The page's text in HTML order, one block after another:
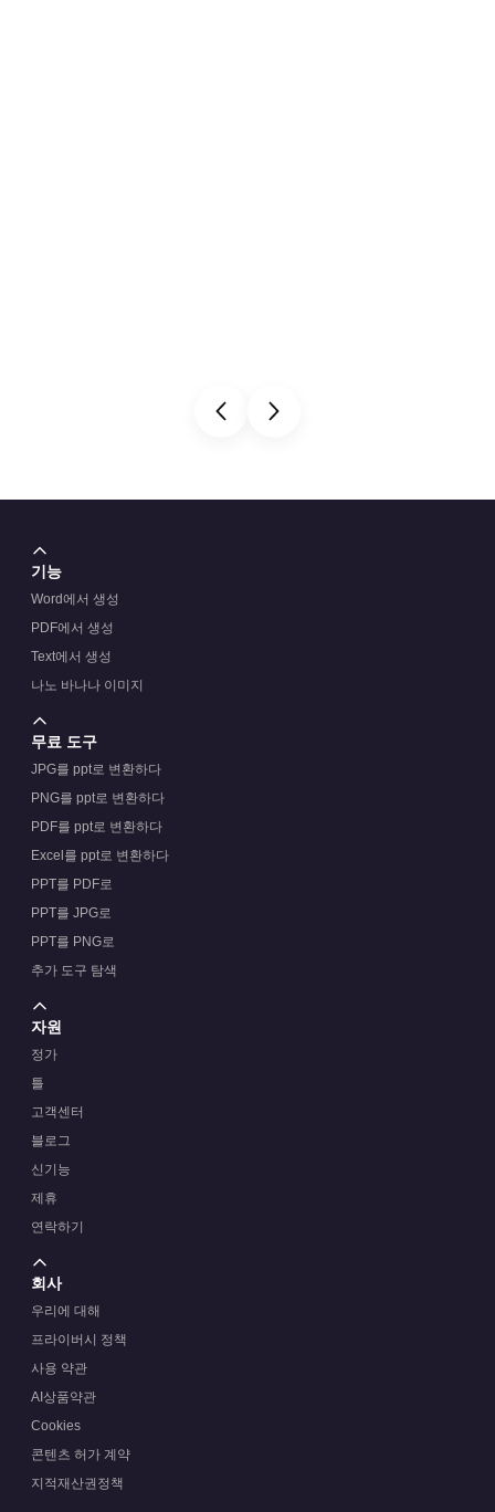
기능
Word에서 생성
PDF에서 생성
Text에서 생성
나노 바나나 이미지
무료 도구
JPG를 ppt로 변환하다
PNG를 ppt로 변환하다
PDF를 ppt로 변환하다
Excel를 ppt로 변환하다
PPT를 PDF로
PPT를 JPG로
PPT를 PNG로
추가 도구 탐색
자원
정가
틀
고객센터
블로그
신기능
제휴
연락하기
회사
우리에 대해
프라이버시 정책
사용 약관
AI상품약관
Cookies
콘텐츠 허가 계약
지적재산권정책